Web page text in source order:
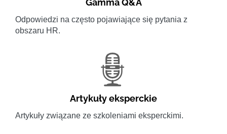
Gamma Q&A
Odpowiedzi na często pojawiające się pytania z
obszaru HR.
Artykuły eksperckie
Artykuły związane ze szkoleniami eksperckimi.